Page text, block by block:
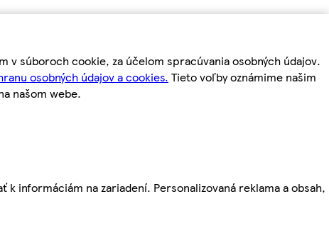
súboroch cookie, za účelom spracúvania osobných údajov.
osobných údajov a cookies. Tieto voľby oznámime našim
našom webe.
informáciám na zariadení. Personalizovaná reklama a obsah,